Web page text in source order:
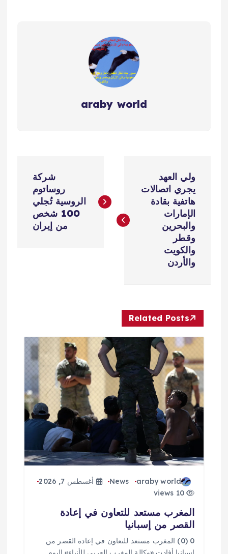
araby world
ص
م
ق
ت
ولي العهد
يجري اتصالات
هاتفية بقادة
الإمارات
والبحرين
وقطر
والكويت
والأردن
شركة
روساتوم
الروسية تُجلي
100 شخص
من إيران
Related Posts
araby world
News
أغسطس 7, 2026
10 views
المغرب مستعد للتعاون في إعادة
القصر من إسبانيا
0 (0) المغرب مستعد للتعاون في إعادة القصر من